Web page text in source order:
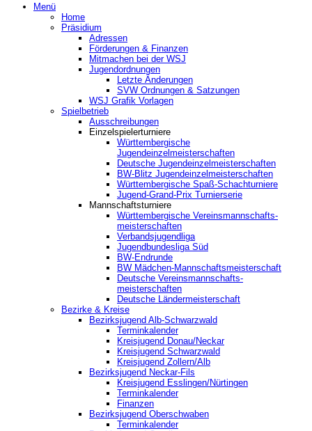
Menü
Home
Präsidium
Adressen
Förderungen & Finanzen
Mitmachen bei der WSJ
Jugendordnungen
Letzte Änderungen
SVW Ordnungen & Satzungen
WSJ Grafik Vorlagen
Spielbetrieb
Ausschreibungen
Einzelspielerturniere
Württembergische
Jugendeinzelmeisterschaften
Deutsche Jugendeinzelmeisterschaften
BW-Blitz Jugendeinzelmeisterschaften
Württembergische Spaß-Schachturniere
Jugend-Grand-Prix Turnierserie
Mannschaftsturniere
Württembergische Vereinsmannschafts-
meisterschaften
Verbandsjugendliga
Jugendbundesliga Süd
BW-Endrunde
BW Mädchen-Mannschaftsmeisterschaft
Deutsche Vereinsmannschafts-
meisterschaften
Deutsche Ländermeisterschaft
Bezirke & Kreise
Bezirksjugend Alb-Schwarzwald
Terminkalender
Kreisjugend Donau/Neckar
Kreisjugend Schwarzwald
Kreisjugend Zollern/Alb
Bezirksjugend Neckar-Fils
Kreisjugend ‎Esslingen/Nürtingen
Terminkalender
Finanzen
Bezirksjugend Oberschwaben
Terminkalender